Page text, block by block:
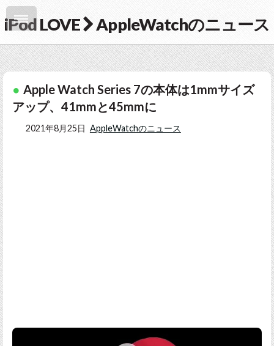
iPod LOVE AppleWatchのニュース
Apple Watch Series 7の本体は1mmサイズ
アップ、41mmと45mmに
2021年8月25日 AppleWatchのニュース